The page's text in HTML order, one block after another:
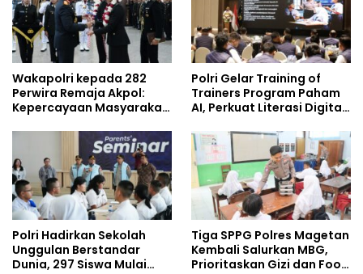
Wakapolri kepada 282
Perwira Remaja Akpol:
Kepercayaan Masyarakat
Polri Gelar Training of
Trainers Program Paham
AI, Perkuat Literasi Digital
Polri Hadirkan Sekolah
Unggulan Berstandar
Dunia, 297 Siswa Mulai
Tiga SPPG Polres Magetan
Kembali Salurkan MBG,
Prioritaskan Gizi dan Food